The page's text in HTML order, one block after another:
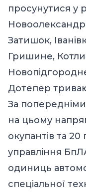
просунутися у
Затишок,
Гришине,
Дотепер
За
на цьому
окупантів та
управління
одиниць
спеціальної